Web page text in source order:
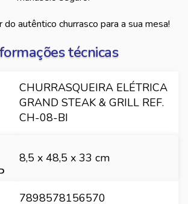
do autêntico churrasco para a sua mesa!
técnicas
CHURRASQUEIRA ELÉTRICA
GRAND STEAK & GRILL REF.
CH-08-BI
8,5 x 48,5 x 33 cm
7898578156570